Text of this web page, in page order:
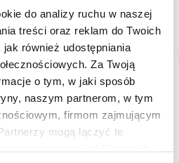
do analizy ruchu w naszej
treści oraz reklam do Twoich
również udostępniania
Za Twoją
o tym, w jaki sposób
naszym partnerom, w tym
firmom zajmującym
mogą łączyć te
Consent
we use technologies like
device information. Consenting to
us to process data such as
IDs on this site. Not consenting or
affect certain features and